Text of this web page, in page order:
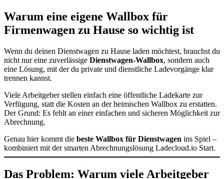
Warum eine eigene Wallbox für
Firmenwagen zu Hause so wichtig ist
Wenn du deinen Dienstwagen zu Hause laden möchtest, brauchst du
nicht nur eine zuverlässige Dienstwagen-Wallbox, sondern auch
eine Lösung, mit der du private und dienstliche Ladevorgänge klar
trennen kannst.
Viele Arbeitgeber stellen einfach eine öffentliche Ladekarte zur
Verfügung, statt die Kosten an der heimischen Wallbox zu erstatten.
Der Grund: Es fehlt an einer einfachen und sicheren Möglichkeit zur
Abrechnung.
Genau hier kommt die beste Wallbox für Dienstwagen ins Spiel –
kombiniert mit der smarten Abrechnungslösung Ladecloud.io Start.
Das Problem: Warum viele Arbeitgeber